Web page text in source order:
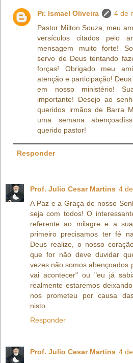
Pr. Ismael Oliveira
4 de
Pastor Milton Souza, meu
versículos citados pelo
mensagem muito forte!
servo de Deus tentando
forças! Obrigado meu
atenção e participação!
em nosso ministério!
importante! Desejo ao
queridos irmãos de Barra
uma semana
querido pastor!
Responder
Prof. Julio Cesar Martins 4
A Paz e a Graça de nosso
seja com todos! O
referente ao milagre e a
primeiro precisamos ter fé
Deus realize, o nosso
que for não deve duvidar
vezes não somos abençoados
vai acontecer" ou "eu já
realmente estaremos
nos prometeu por causa
nisto...
Responder
Prof. Julio Cesar Martins 4